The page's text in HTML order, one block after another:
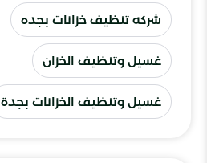
شركه تنظيف خزانات بجده
غسيل وتنظيف الخزان
غسيل وتنظيف الخزانات بجدة